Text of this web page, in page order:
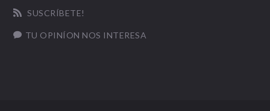
 SUSCRÍBETE!
 TU OPINÍON NOS INTERESA